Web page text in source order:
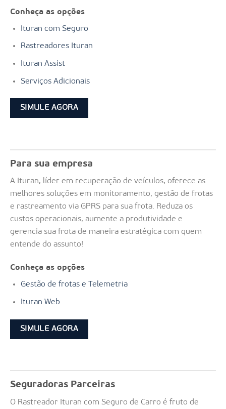
Conheça as opções
Ituran com Seguro
Rastreadores Ituran
Ituran Assist
Serviços Adicionais
SIMULE AGORA
Para sua empresa
A Ituran, líder em recuperação de veículos, oferece as
melhores soluções em monitoramento, gestão de frotas
e rastreamento via GPRS para sua frota. Reduza os
custos operacionais, aumente a produtividade e
gerencia sua frota de maneira estratégica com quem
entende do assunto!
Conheça as opções
Gestão de frotas e Telemetria
Ituran Web
SIMULE AGORA
Seguradoras Parceiras
O Rastreador Ituran com Seguro de Carro é fruto de